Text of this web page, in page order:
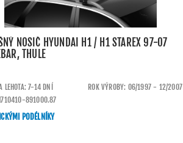
NOSIČ HYUNDAI H1 / H1 STAREX 97-07
THULE
LEHOTA: 7-14 DNÍ
ROK VÝROBY: 06/1997 - 12/2007
891000.87
PODÉLNÍKY